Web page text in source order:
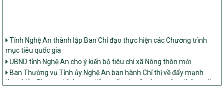
mục tiêu quốc gia
UBND tỉnh Nghệ An cho ý kiến bộ tiêu chí xã Nông thôn mới
Ban Thường vụ Tỉnh ủy Nghệ An ban hành Chỉ thị về đẩy mạnh
thực hiện Chương trình mục tiêu quốc gia xây dựng nông thôn mới,